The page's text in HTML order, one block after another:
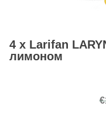
4 x Larifan
лимоном
€